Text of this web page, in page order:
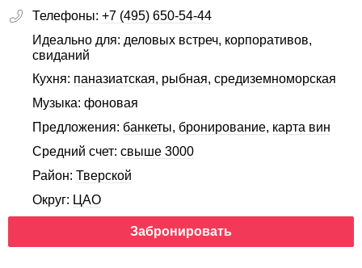
Телефоны: +7 (495) 650-54-44
Идеально для: деловых встреч, корпоративов,
свиданий
Кухня: паназиатская, рыбная, средиземноморская
Музыка: фоновая
Предложения: банкеты, бронирование, карта вин
Средний счет: свыше 3000
Район: Тверской
Округ: ЦАО
Забронировать